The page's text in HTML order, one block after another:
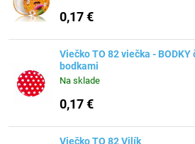
0,17 €
Viečko TO 82 viečka -
bodkami
Na sklade
0,17 €
Viečko TO 82 Vilík